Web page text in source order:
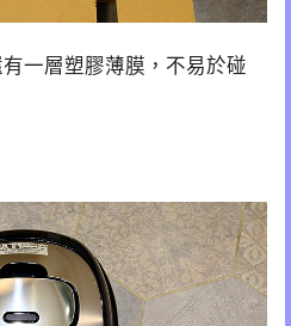
一層塑膠薄膜，不易於碰